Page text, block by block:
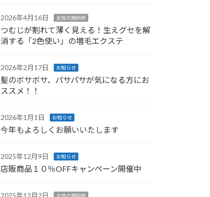
2026年4月16日 女性の施術例
つむじが割れて薄く見える！生えグセを解
消する「2色使い」の増毛エクステ
2026年2月17日 お知らせ
髪のボサボサ、パサパサが気になる方にお
ススメ！！
2026年1月1日 お知らせ
今年もよろしくお願いいたします
2025年12月9日 お知らせ
店販商品１０％OFFキャンペーン開催中
2025年12月2日 女性の施術例